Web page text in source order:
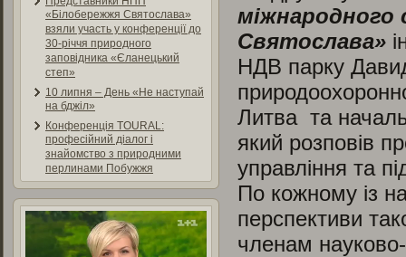
«Білобережжя Святослава»
взяли участь у конференції до
30-річчя природного
заповідника «Єланецький
степ»
10 липня – День «Не наступай
на бджіл»
Конференція TOURAL:
професійний діалог і
знайомство з природними
перлинами Побужжя
міжнародного
Святослава»
НДВ парку
Литва та
який розповів
управління та
По кожному із
перспективи
членам